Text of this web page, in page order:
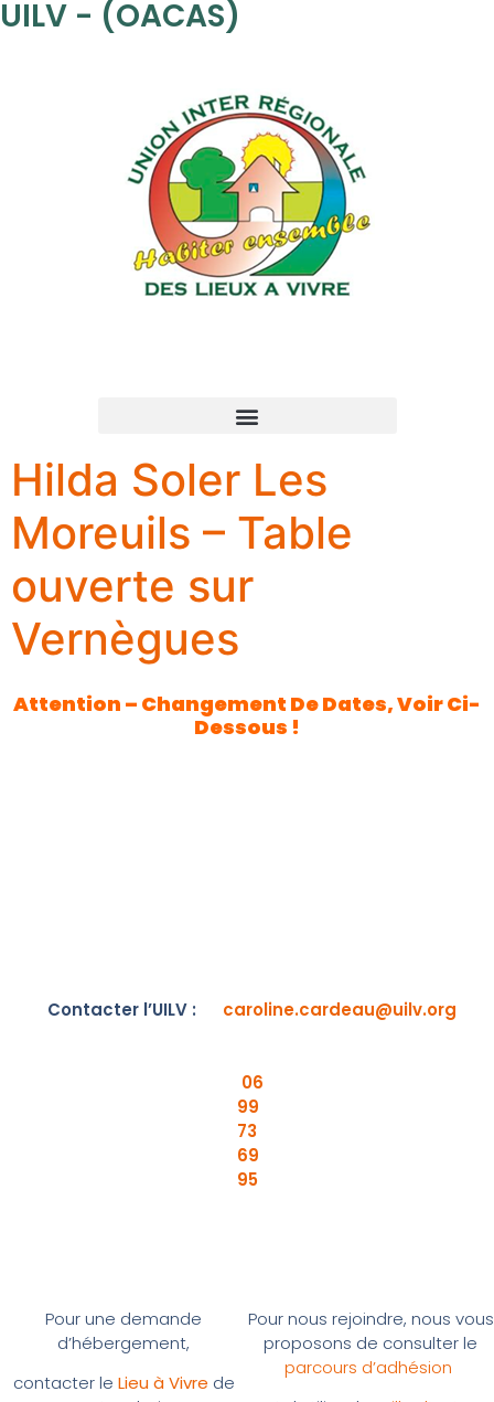
UILV - (OACAS)
Hilda Soler Les
Moreuils – Table
ouverte sur
Vernègues
Attention – Changement De Dates, Voir Ci-
Dessous !
Contacter l’UILV : caroline.cardeau@uilv.org
06
99
73
69
95
Pour une demande
d’hébergement,
contacter le Lieu à Vivre de
Pour nous rejoindre, nous vous
proposons de consulter le
parcours d’adhésion